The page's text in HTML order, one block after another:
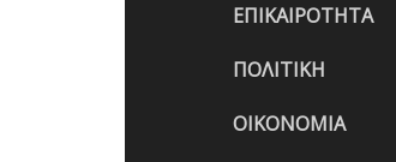
ΕΠΙΚΑΙΡΟΤΗΤΑ
ΠΟΛΙΤΙΚΗ
ΟΙΚΟΝΟΜΙΑ